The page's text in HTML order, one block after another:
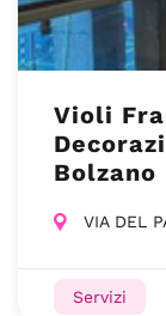
Violi
Bolzano
VIA DEL
Servizi